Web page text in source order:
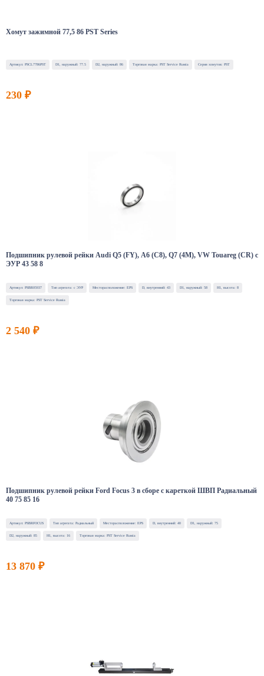
Хомут зажимной 77,5 86 PST Series
Артикул: PSCL7786PST D1, наружный: 77.5 D2, наружный: 86 Торговая марка: PST Service Russia Серия хомутов: PST
230 ₽
Подшипник рулевой рейки Audi Q5 (FY), A6 (C8), Q7 (4M), VW Touareg (CR) с
ЭУР 43 58 8
Артикул: PSBR05937 Тип агрегата: с ЭУР Месторасположение: EPS D, внутренний: 43 D1, наружный: 58 H1, высота: 8
Торговая марка: PST Service Russia
2 540 ₽
Подшипник рулевой рейки Ford Focus 3 в сборе с кареткой ШВП Радиальный
40 75 85 16
Артикул: PSBRFOCUS Тип агрегата: Радиальный Месторасположение: EPS D, внутренний: 40 D1, наружный: 75
D2, наружный: 85 H1, высота: 16 Торговая марка: PST Service Russia
13 870 ₽